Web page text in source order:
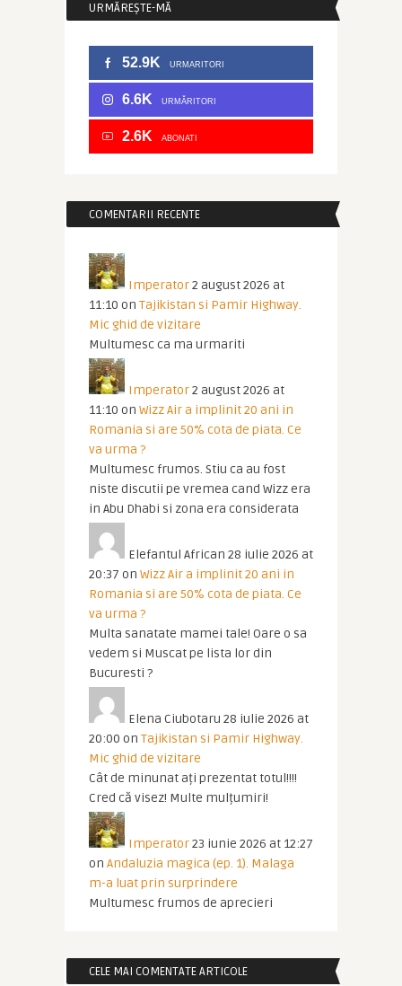
URMĂREȘTE-MĂ
52.9K URMARITORI
6.6K URMĂRITORI
2.6K ABONATI
COMENTARII RECENTE
Imperator2 august 2026 at
11:10 on Tajikistan si Pamir Highway.
Mic ghid de vizitare
Multumesc ca ma urmariti
Imperator2 august 2026 at
11:10 on Wizz Air a implinit 20 ani in
Romania si are 50% cota de piata. Ce
va urma ?
Multumesc frumos. Stiu ca au fost
niste discutii pe vremea cand Wizz era
in Abu Dhabi si zona era considerata
Elefantul African 28 iulie 2026 at
20:37 on Wizz Air a implinit 20 ani in
Romania si are 50% cota de piata. Ce
va urma ?
Multa sanatate mamei tale! Oare o sa
vedem si Muscat pe lista lor din
Bucuresti ?
Elena Ciubotaru 28 iulie 2026 at
20:00 on Tajikistan si Pamir Highway.
Mic ghid de vizitare
Cât de minunat ați prezentat totul!!!!
Cred că visez! Multe mulțumiri!
Imperator23 iunie 2026 at 12:27
on Andaluzia magica (ep. 1). Malaga
m-a luat prin surprindere
Multumesc frumos de aprecieri
CELE MAI COMENTATE ARTICOLE